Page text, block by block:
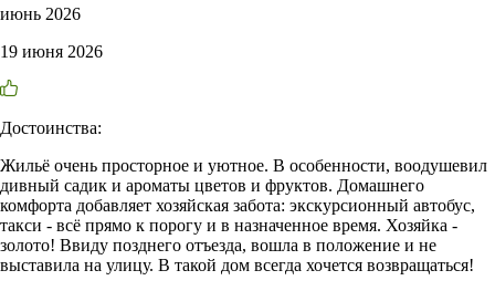
июнь 2026
19 июня 2026
Достоинства:
Жильё очень просторное и уютное. В особенности, воодушевил
дивный садик и ароматы цветов и фруктов. Домашнего
комфорта добавляет хозяйская забота: экскурсионный автобус,
такси - всё прямо к порогу и в назначенное время. Хозяйка -
золото! Ввиду позднего отъезда, вошла в положение и не
выставила на улицу. В такой дом всегда хочется возвращаться!